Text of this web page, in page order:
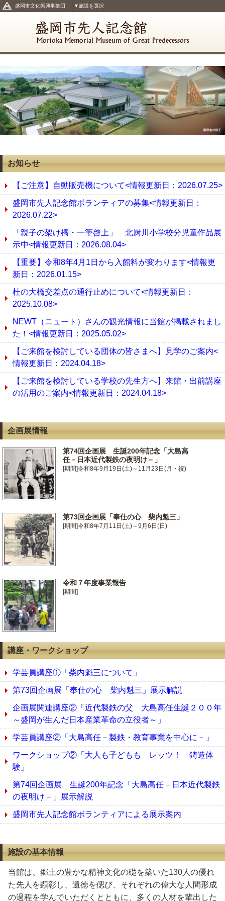
盛岡市文化振興事業団 ▼施設を選択
お知らせ
【ご注意】自動販売機について<情報更新日：2026.07.25>
盛岡市先人記念館ボランティアの募集<情報更新日：
2026.07.22>
「親子の架け橋・一筆啓上」 北厨川小学校分児童作品展
示中<情報更新日：2026.08.04>
【重要】令和8年4月1日から入館料が変わります<情報更
新日：2026.01.15>
杜の大橋交差点の通行止めについて<情報更新日：
2025.10.08>
NEWT（ニュート）さんの観光情報に当館が掲載されまし
た！<情報更新日：2025.05.02>
【ご来館を検討している団体の皆さまへ】見学のご案内<
情報更新日：2024.04.18>
【ご来館を検討している学校の先生方へ】来館・出前講座
の活用のご案内<情報更新日：2024.04.18>
企画展情報
第74回企画展 生誕200年記念「大島高
任－日本近代製鉄の夜明け－」
[期間]令和8年9月19日(土)～11月23日(月・祝)
第73回企画展「奉仕の心 柴内魁三」
[期間]令和8年7月11日(土)～9月6日(日)
令和７年度事業報告
[期間]
講座・ワークショップ
学芸員講座①「柴内魁三について」
第73回企画展「奉仕の心 柴内魁三」展示解説
企画展関連講座②「近代製鉄の父 大島高任生誕２００年
～盛岡が生んだ日本産業革命の立役者～」
学芸員講座②「大島高任－製鉄・教育事業を中心に－」
ワークショップ②「大人も子どもも レッツ！ 鋳造体
験」
第74回企画展 生誕200年記念「大島高任－日本近代製鉄
の夜明け－」展示解説
盛岡市先人記念館ボランティアによる展示案内
施設の基本情報
当館は、郷土の豊かな精神文化の礎を築いた130人の優れ
た先人を顕彰し、遺徳を偲び、それぞれの偉大な人間形成
の過程を学んでいただくとともに、多くの人材を輩出した